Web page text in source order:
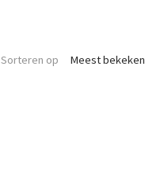
Sorteren op Meest bekeken